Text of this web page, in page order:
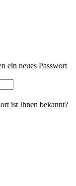
ein neues Passwort
ist Ihnen bekannt?